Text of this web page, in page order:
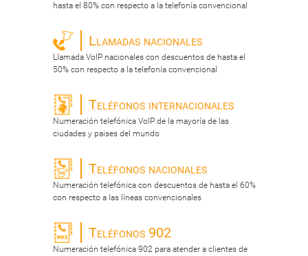
hasta el 80% con respecto a la telefonía convencional
Llamadas nacionales
Llamada VoIP nacionales con descuentos de hasta el
50% con respecto a la telefonía convencional
Teléfonos internacionales
Numeración telefónica VoIP de la mayoría de las
ciudades y paises del mundo
Teléfonos nacionales
Numeración telefónica con descuentos de hasta el 60%
con respecto a las líneas convencionales
Teléfonos 902
Numeración telefónica 902 para atender a clientes de